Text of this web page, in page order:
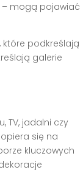
mogą pojawiać
które podkreślają
galerie
TV, jadalni czy
się na
kluczowych